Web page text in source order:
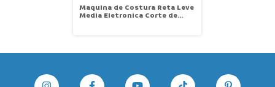
Maquina de Costura Reta Leve
Media Eletronica Corte de